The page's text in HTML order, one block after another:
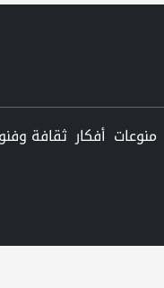
منوعات أفكار ثقافة